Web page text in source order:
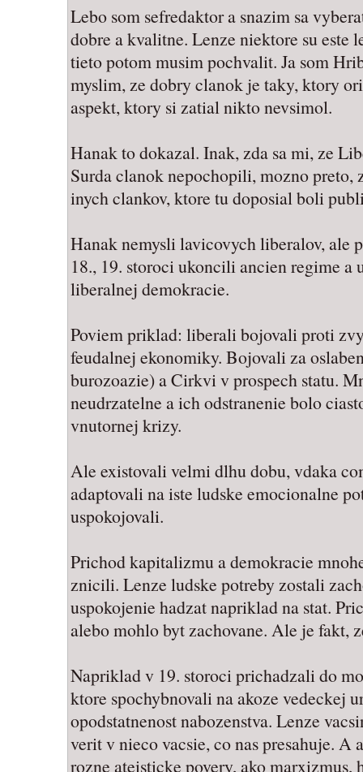
Lebo som sefredaktor a snazim sa
dobre a kvalitne. Lenze niektore su este
tieto potom musim pochvalit. Ja som
myslim, ze dobry clanok je taky, ktory
aspekt, ktory si zatial nikto nevsimol.
Hanak to dokazal. Inak, zda sa mi, ze
Surda clanok nepochopili, mozno preto,
inych clankov, ktore tu doposial boli
Hanak nemysli lavicovych liberalov, ale
18., 19. storoci ukoncili ancien regime
liberalnej demokracie.
Poviem priklad: liberali bojovali proti
feudalnej ekonomiky. Bojovali za
burozoazie) a Cirkvi v prospech statu.
neudrzatelne a ich odstranenie bolo
vnutornej krizy.
Ale existovali velmi dlhu dobu, vdaka
adaptovali na iste ludske emocionalne
uspokojovali.
Prichod kapitalizmu a demokracie
znicili. Lenze ludske potreby zostali
uspokojenie hadzat napriklad na stat.
alebo mohlo byt zachovane. Ale je fakt,
Napriklad v 19. storoci prichadzali do
ktore spochybnovali na akoze vedeckej
opodstatnenost nabozenstva. Lenze
verit v nieco vacsie, co nas presahuje. A
rozne ateisticke povery, ako marxizmus,